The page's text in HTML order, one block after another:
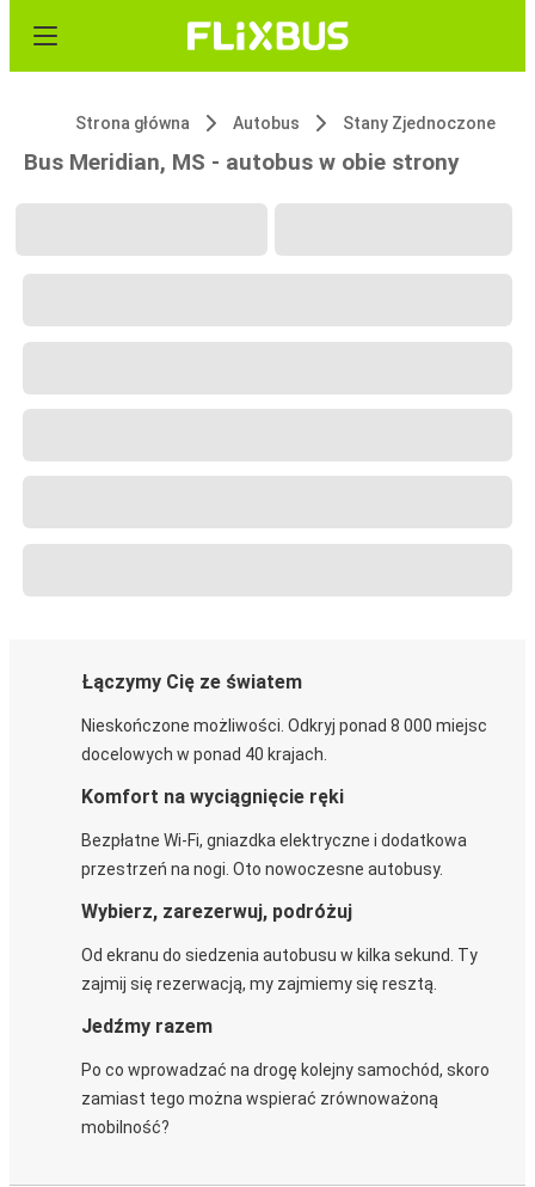
Strona główna Autobus Stany Zjednoczone
Bus Meridian, MS - autobus w obie strony
Łączymy Cię ze światem
Nieskończone możliwości. Odkryj ponad 8 000 miejsc
docelowych w ponad 40 krajach.
Komfort na wyciągnięcie ręki
Bezpłatne Wi-Fi, gniazdka elektryczne i dodatkowa
przestrzeń na nogi. Oto nowoczesne autobusy.
Wybierz, zarezerwuj, podróżuj
Od ekranu do siedzenia autobusu w kilka sekund. Ty
zajmij się rezerwacją, my zajmiemy się resztą.
Jedźmy razem
Po co wprowadzać na drogę kolejny samochód, skoro
zamiast tego można wspierać zrównoważoną
mobilność?